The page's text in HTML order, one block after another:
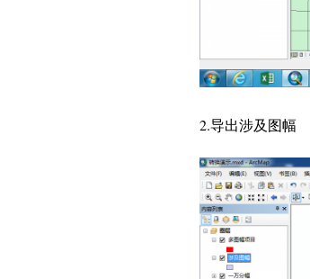
2.导出涉及图幅